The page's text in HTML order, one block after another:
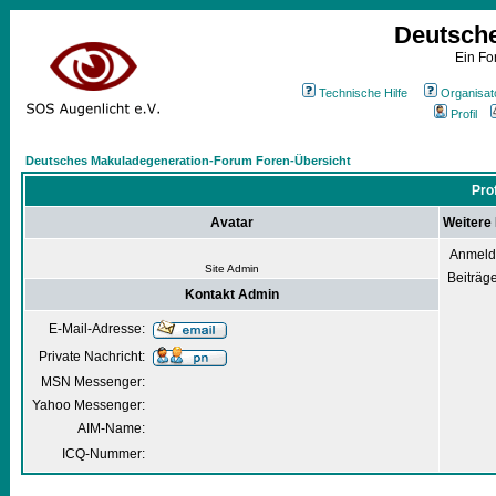
Ein
Technische Hilfe
Profil
Deutsches Makuladegeneration-Forum Foren-Übersicht
Avatar Weitere
Site Admin
Kontakt Admin
E-Mail-Adresse:
Private Nachricht:
MSN Messenger:
Yahoo Messenger:
AIM-Name:
ICQ-Nummer: